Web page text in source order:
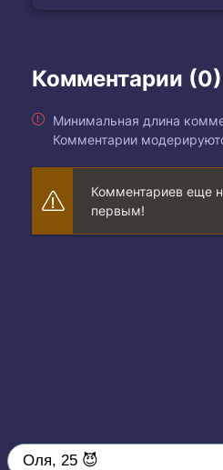
Комментарии (0)
Минимальная длина
Комментарии
Комментариев еще
первым!
Оля, 25 😈